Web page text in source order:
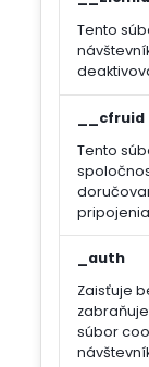
Tento
__cfruid
Tento
_auth
Zaisťuje
súbor